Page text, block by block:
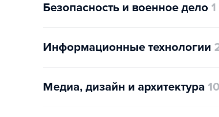
Безопасность и военное дело 1
Информационные технологии
Медиа, дизайн и архитектура 10